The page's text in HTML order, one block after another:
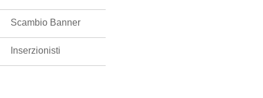
Scambio Banner
Inserzionisti